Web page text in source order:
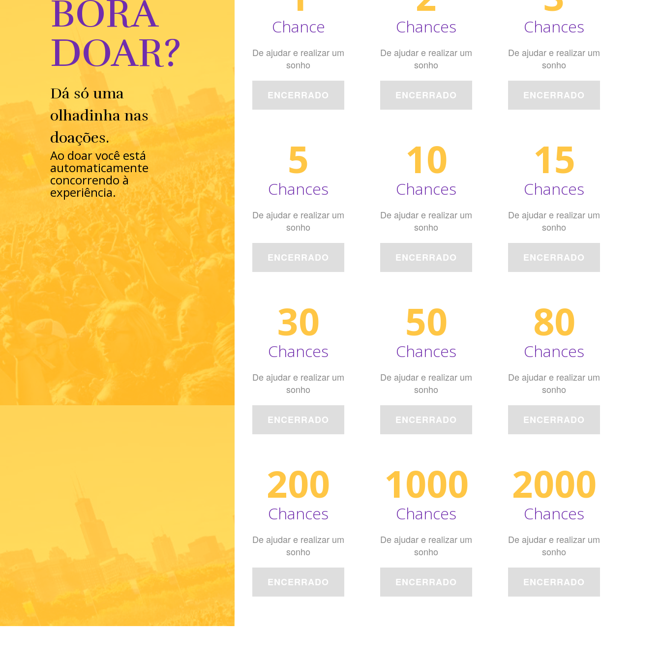
BORA
DOAR?
Dá só uma
olhadinha nas
doações.
Ao doar você está
automaticamente
concorrendo à
experiência.
Chance
De ajudar e realizar um
sonho
ENCERRADO
Chances
De ajudar e realizar um
sonho
ENCERRADO
Chances
De ajudar e realizar um
sonho
ENCERRADO
5
Chances
De ajudar e realizar um
sonho
ENCERRADO
10
Chances
De ajudar e realizar um
sonho
ENCERRADO
15
Chances
De ajudar e realizar um
sonho
ENCERRADO
30
Chances
De ajudar e realizar um
sonho
ENCERRADO
50
Chances
De ajudar e realizar um
sonho
ENCERRADO
80
Chances
De ajudar e realizar um
sonho
ENCERRADO
200
Chances
De ajudar e realizar um
sonho
ENCERRADO
1000
Chances
De ajudar e realizar um
sonho
ENCERRADO
2000
Chances
De ajudar e realizar um
sonho
ENCERRADO